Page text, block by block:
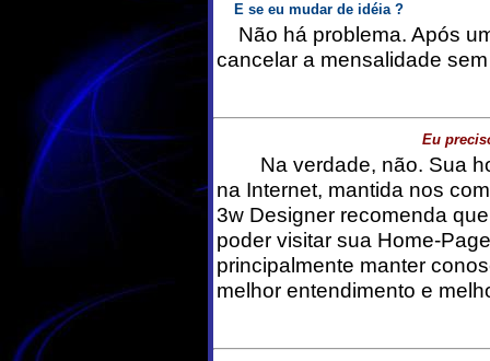
E se eu mudar de idéia ?
Não há problema. Após
cancelar a mensalidade
Eu
Na verdade, não. Sua
na Internet, mantida nos
3w Designer recomenda
poder visitar sua Home-
principalmente manter
melhor entendimento e